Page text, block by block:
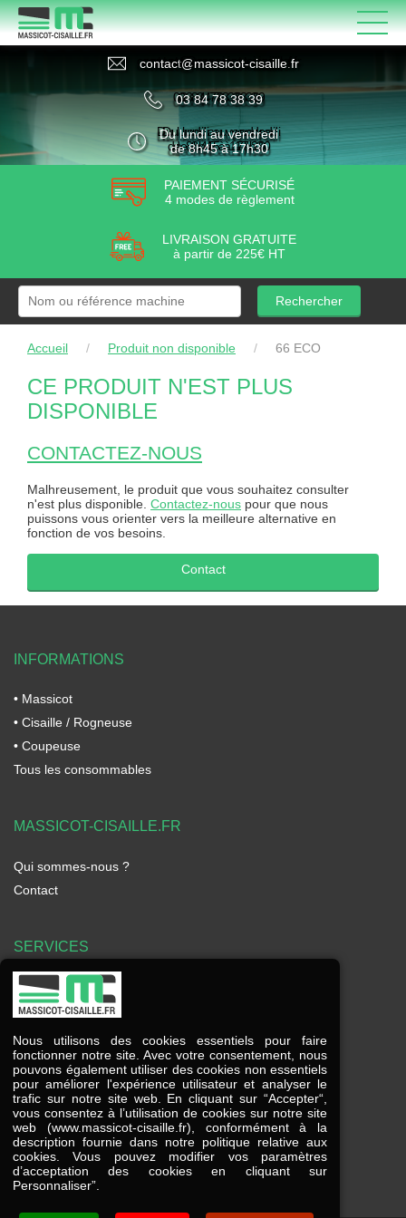
contact@massicot-cisaille fr
03 84 78 38 39
Du lundi au vendredi
de 8h45 à 17h30
PAIEMENT SÉCURISÉ
4 modes de règlement
LIVRAISON GRATUITE
à partir de 225€ HT
Rechercher
Accueil / Produit non disponible / 66 ECO
CE PRODUIT N'EST PLUS
DISPONIBLE
CONTACTEZ-NOUS
Malhreusement, le produit que vous souhaitez consulter
n'est plus disponible. Contactez-nous pour que nous
puissons vous orienter vers la meilleure alternative en
fonction de vos besoins.
Contact
INFORMATIONS
• Massicot
• Cisaille / Rogneuse
• Coupeuse
Tous les consommables
MASSICOT-CISAILLE.FR
Qui sommes-nous ?
Contact
SERVICES
Frais de port offerts à partir de 225€ HT
Modes de paiement
Service client à votre écoute
contact @massicot-cisaille.fr
03 84 78 38 39
Nous utilisons des cookies essentiels pour faire
fonctionner notre site. Avec votre consentement, nous
pouvons également utiliser des cookies non essentiels
pour améliorer l'expérience utilisateur et analyser le
trafic sur notre site web. En cliquant sur “Accepter“,
vous consentez à l’utilisation de cookies sur notre site
web (www.massicot-cisaille.fr), conformément à la
description fournie dans notre politique relative aux
cookies. Vous pouvez modifier vos paramètres
d’acceptation des cookies en cliquant sur
Personnaliser”.